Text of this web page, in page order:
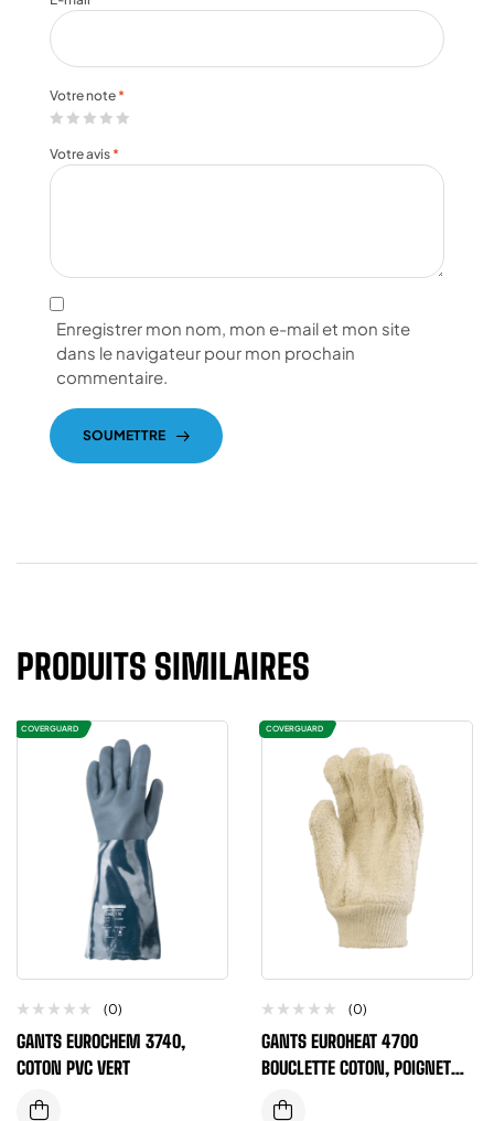
Votre note *
Votre avis *
Enregistrer mon nom, mon e-mail et mon site
dans le navigateur pour mon prochain
commentaire.
SOUMETTRE
PRODUITS SIMILAIRES
COVERGUARD
(0)
GANTS EUROCHEM 3740,
COTON PVC VERT
COVERGUARD
(0)
GANTS EUROHEAT 4700
BOUCLETTE COTON, POIGNET
TRICOTÉ